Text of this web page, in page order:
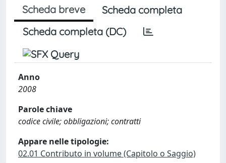
Scheda breve
Scheda completa
Scheda completa (DC)
Anno
2008
Parole chiave
codice civile; obbligazioni; contratti
Appare nelle tipologie:
02.01 Contributo in volume (Capitolo o Saggio)